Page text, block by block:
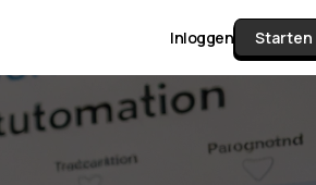
Inloggen Starten